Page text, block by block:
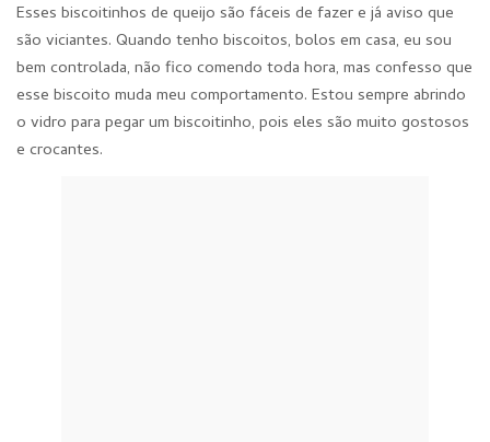
Esses biscoitinhos de queijo são fáceis de fazer e já aviso que
são viciantes. Quando tenho biscoitos, bolos em casa, eu sou
bem controlada, não fico comendo toda hora, mas confesso que
esse biscoito muda meu comportamento. Estou sempre abrindo
o vidro para pegar um biscoitinho, pois eles são muito gostosos
e crocantes.